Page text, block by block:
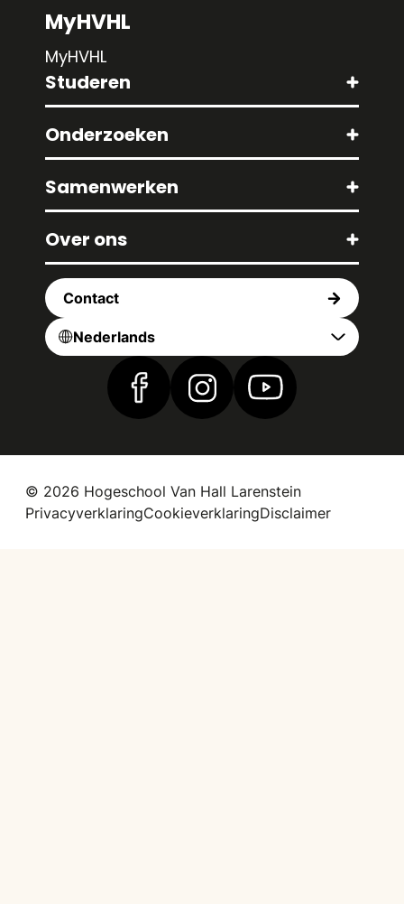
MyHVHL
MyHVHL
Studeren
Onderzoeken
Samenwerken
Over ons
Contact
Nederlands
Vind ons op Facebook
Vind ons op Instagram
Vind ons op
© 2026 Hogeschool Van Hall Larenstein
PrivacyverklaringCookieverklaringDisclaimer